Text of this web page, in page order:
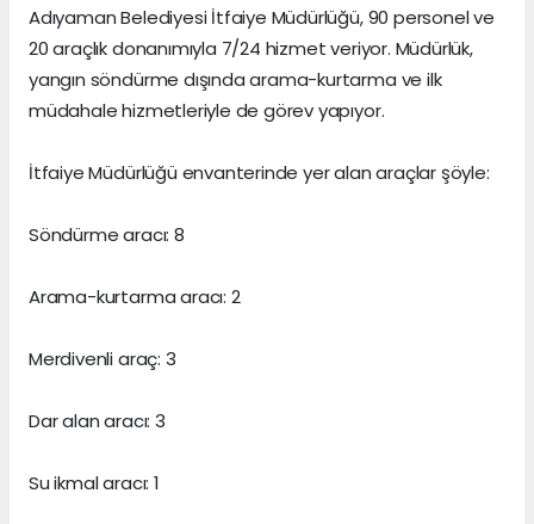
Adıyaman Belediyesi İtfaiye Müdürlüğü, 90 personel ve
20 araçlık donanımıyla 7/24 hizmet veriyor. Müdürlük,
yangın söndürme dışında arama-kurtarma ve ilk
müdahale hizmetleriyle de görev yapıyor.
İtfaiye Müdürlüğü envanterinde yer alan araçlar şöyle:
Söndürme aracı: 8
Arama-kurtarma aracı: 2
Merdivenli araç: 3
Dar alan aracı: 3
Su ikmal aracı: 1